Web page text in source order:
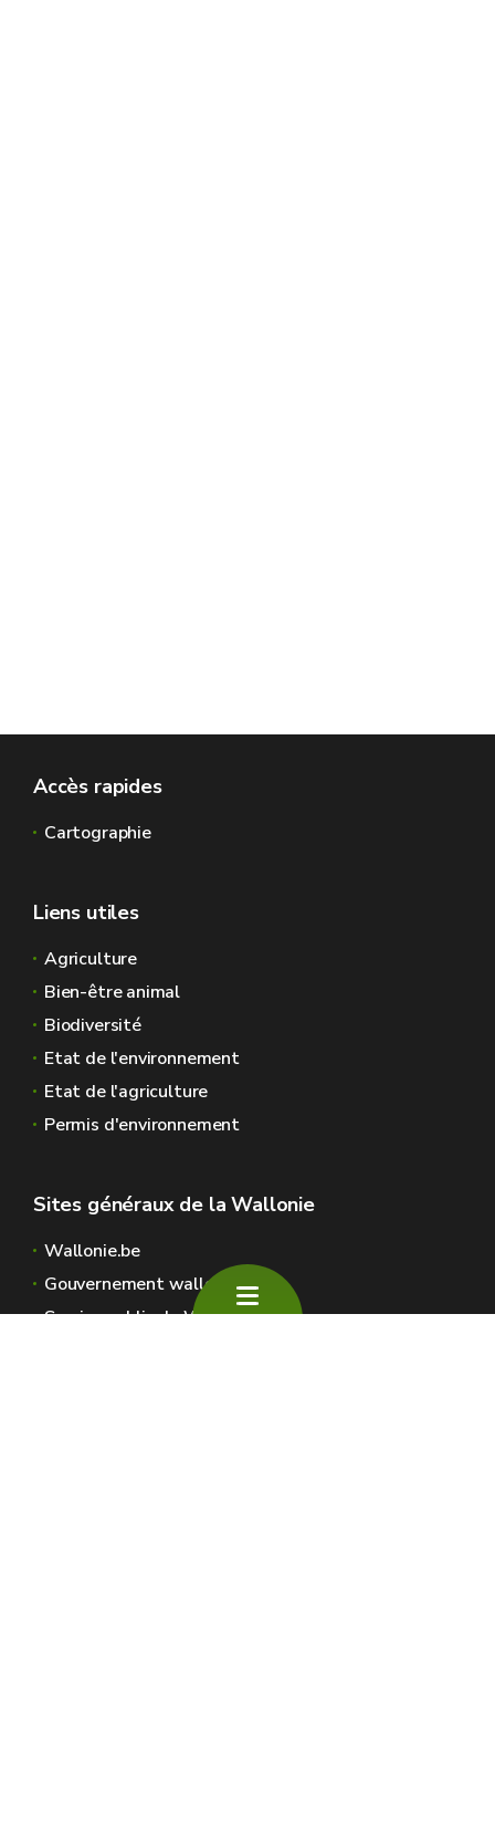
Accès rapides
Cartographie
Liens utiles
Agriculture
Bien-être animal
Biodiversité
Etat de l'environnement
Etat de l'agriculture
Permis d'environnement
Sites généraux de la Wallonie
Wallonie.be
Gouvernement wallon
Service public de Wallonie